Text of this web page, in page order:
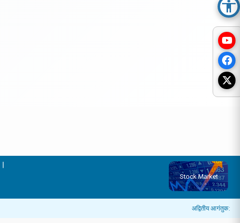
Stock Market
अद्वितीय आगंतुक: